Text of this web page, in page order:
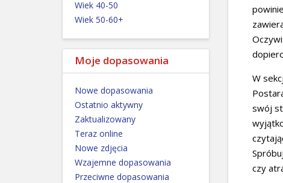
Wiek 40-50
Wiek 50-60+
Moje dopasowania
Nowe dopasowania
Ostatnio aktywny
Zaktualizowany
Teraz online
Nowe zdjęcia
Wzajemne dopasowania
Przeciwne dopasowania
W
swój
czy